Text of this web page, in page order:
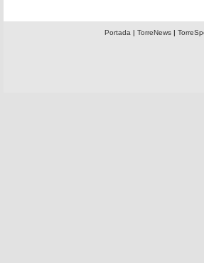
Portada | TorreNews|